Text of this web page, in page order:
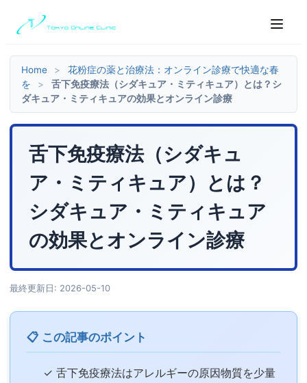
Home >
花粉症の薬と治療法：オンライン診療で快適な春
を
>
舌下免疫療法（シダキュア・ミティキュア）とは？シ
ダキュア・ミティキュアの効果とオンライン診療
舌下免疫療法（シダキュ
ア・ミティキュア）とは？
シダキュア・ミティキュア
の効果とオンライン診療
最終更新日: 2026-05-10
📋 この記事のポイント
✓ 舌下免疫療法はアレルギーの原因物質を少量